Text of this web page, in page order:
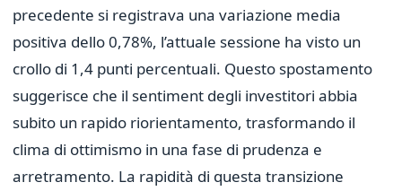
precedente si registrava una variazione media
positiva dello 0,78%, l’attuale sessione ha visto un
crollo di 1,4 punti percentuali. Questo spostamento
suggerisce che il sentiment degli investitori abbia
subito un rapido riorientamento, trasformando il
clima di ottimismo in una fase di prudenza e
arretramento. La rapidità di questa transizione